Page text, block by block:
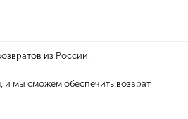
из России.
и мы сможем обеспечить возврат.